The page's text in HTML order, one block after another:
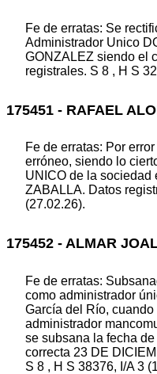
Fe de erratas: Se
Administrador Unico
GONZALEZ siendo el
registrales. S 8 , H S
175451 - RAFAEL
Fe de erratas: Por
erróneo, siendo lo
UNICO de la sociedad
ZABALLA. Datos
(27.02.26).
175452 - ALMAR
Fe de erratas:
como administrador
García del Río,
administrador
se subsana la fecha
correcta 23 DE
S 8 , H S 38376, I/A 3